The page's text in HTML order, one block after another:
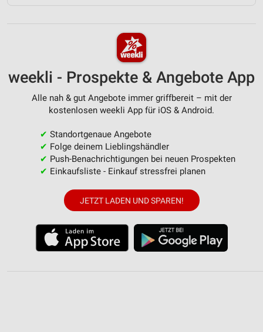
weekli - Prospekte & Angebote App
Alle nah & gut Angebote immer griffbereit – mit der
kostenlosen weekli App für iOS & Android.
✔ Standortgenaue Angebote
✔ Folge deinem Lieblingshändler
✔ Push-Benachrichtigungen bei neuen Prospekten
✔ Einkaufsliste - Einkauf stressfrei planen
JETZT LADEN UND SPAREN!